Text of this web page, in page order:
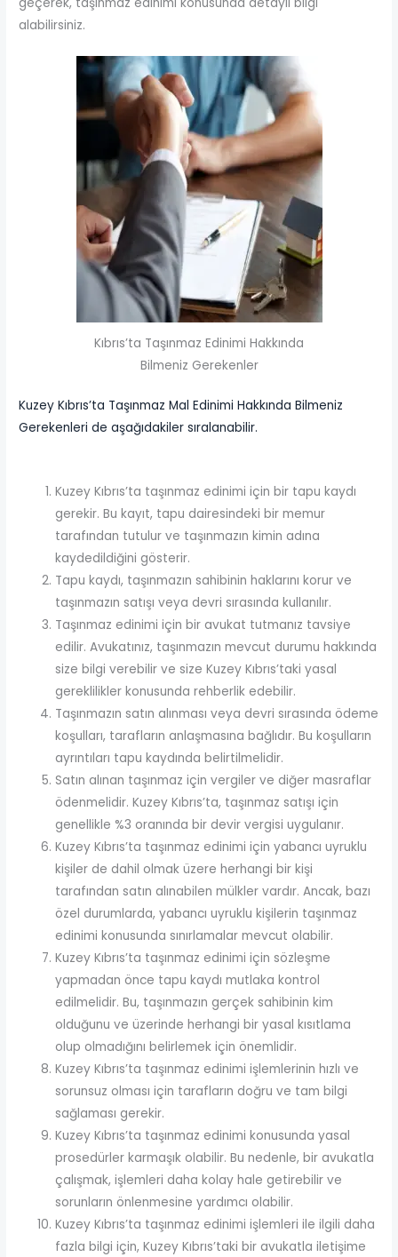
alabilirsiniz.
Kıbrıs’ta Taşınmaz Edinimi Hakkında
Bilmeniz Gerekenler
Kuzey Kıbrıs’ta Taşınmaz Mal Edinimi Hakkında Bilmeniz
Gerekenleri de aşağıdakiler sıralanabilir.
Kuzey Kıbrıs’ta taşınmaz edinimi için bir tapu kaydı
gerekir. Bu kayıt, tapu dairesindeki bir memur
tarafından tutulur ve taşınmazın kimin adına
kaydedildiğini gösterir.
Tapu kaydı, taşınmazın sahibinin haklarını korur ve
taşınmazın satışı veya devri sırasında kullanılır.
Taşınmaz edinimi için bir avukat tutmanız tavsiye
edilir. Avukatınız, taşınmazın mevcut durumu hakkında
size bilgi verebilir ve size Kuzey Kıbrıs’taki yasal
gereklilikler konusunda rehberlik edebilir.
Taşınmazın satın alınması veya devri sırasında ödeme
koşulları, tarafların anlaşmasına bağlıdır. Bu koşulların
ayrıntıları tapu kaydında belirtilmelidir.
Satın alınan taşınmaz için vergiler ve diğer masraflar
ödenmelidir. Kuzey Kıbrıs’ta, taşınmaz satışı için
genellikle %3 oranında bir devir vergisi uygulanır.
Kuzey Kıbrıs’ta taşınmaz edinimi için yabancı uyruklu
kişiler de dahil olmak üzere herhangi bir kişi
tarafından satın alınabilen mülkler vardır. Ancak, bazı
özel durumlarda, yabancı uyruklu kişilerin taşınmaz
edinimi konusunda sınırlamalar mevcut olabilir.
Kuzey Kıbrıs’ta taşınmaz edinimi için sözleşme
yapmadan önce tapu kaydı mutlaka kontrol
edilmelidir. Bu, taşınmazın gerçek sahibinin kim
olduğunu ve üzerinde herhangi bir yasal kısıtlama
olup olmadığını belirlemek için önemlidir.
Kuzey Kıbrıs’ta taşınmaz edinimi işlemlerinin hızlı ve
sorunsuz olması için tarafların doğru ve tam bilgi
sağlaması gerekir.
Kuzey Kıbrıs’ta taşınmaz edinimi konusunda yasal
prosedürler karmaşık olabilir. Bu nedenle, bir avukatla
çalışmak, işlemleri daha kolay hale getirebilir ve
sorunların önlenmesine yardımcı olabilir.
Kuzey Kıbrıs’ta taşınmaz edinimi işlemleri ile ilgili daha
fazla bilgi için, Kuzey Kıbrıs’taki bir avukatla iletişime